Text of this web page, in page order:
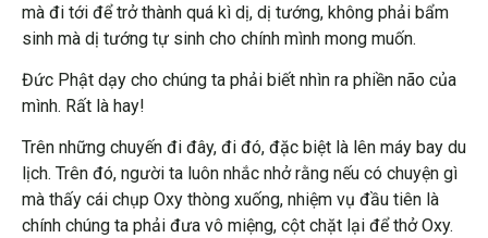
mà đi tới để trở thành quá kì dị, dị tướng, không phải bẩm
sinh mà dị tướng tự sinh cho chính mình mong muốn.
Đức Phật dạy cho chúng ta phải biết nhìn ra phiền não của
mình. Rất là hay!
Trên những chuyến đi đây, đi đó, đặc biệt là lên máy bay du
lịch. Trên đó, người ta luôn nhắc nhở rằng nếu có chuyện gì
mà thấy cái chụp Oxy thòng xuống, nhiệm vụ đầu tiên là
chính chúng ta phải đưa vô miệng, cột chặt lại để thở Oxy.